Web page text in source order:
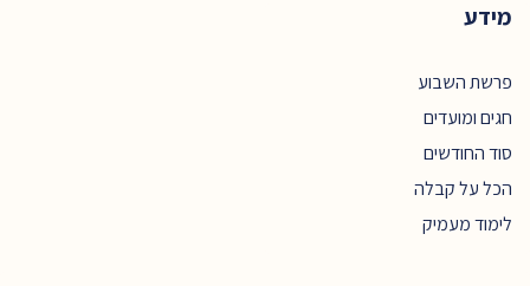
מידע
פרשת השבוע
חגים ומועדים
סוד החודשים
הכל על קבלה
לימוד מעמיק